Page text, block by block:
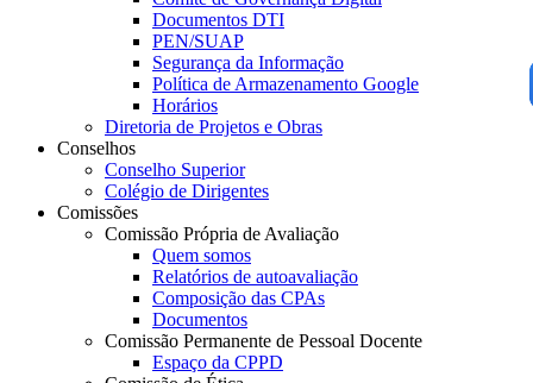
Documentos DTI
PEN/SUAP
Segurança da Informação
Política de Armazenamento Google
Horários
Diretoria de Projetos e Obras
Conselhos
Conselho Superior
Colégio de Dirigentes
Comissões
Comissão Própria de Avaliação
Quem somos
Relatórios de autoavaliação
Composição das CPAs
Documentos
Comissão Permanente de Pessoal Docente
Espaço da CPPD